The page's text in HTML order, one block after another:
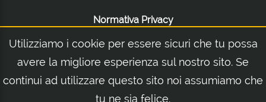
Normativa Privacy
Normativa Cookie
Note Legali
© 2026 Orsi Group S.r.l. | Via S.Andrea, 2a - Mascarino di Castello d'Argile 40050 -
Utilizziamo i cookie per essere sicuri che tu possa
avere la migliore esperienza sul nostro sito. Se
continui ad utilizzare questo sito noi assumiamo che
tu ne sia felice.